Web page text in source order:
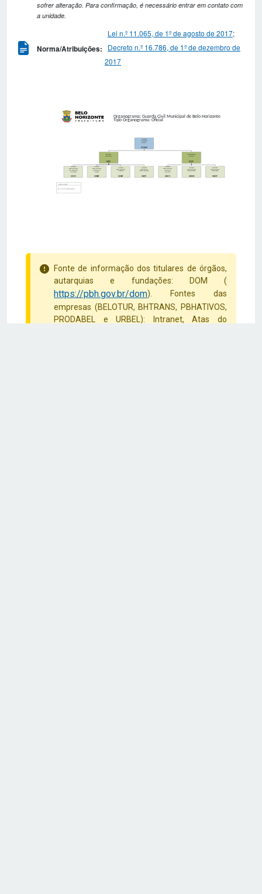
sofrer alteração. Para confirmação, é necessário entrar em contato com
a unidade.
Norma/Atribuições:
Lei n.º 11.065, de 1º de agosto de 2017;
Decreto n.º 16.786, de 1º de dezembro de
2017
Gerência de
Departamento de
Controle e Relações
Institucionais
GDCRI
Gerência de
Departamento de
Ensino e Eventos
Especiais
GDENP
Gerência de
Departamento de
Inteligência
GDINT
Gerência de
Departamento
Técnico-Operacional
GEDTO
Diretoria de
Subcomando
DSUB
Gerência de
Departamento de
Coordenação
Operacional
GEDCO
Gerência de
Departamento de
Missões Especiais
GEDME
Gerência de
Departamento de
Ordem Pública
GEDOP
Diretoria Geral de
Operações
DGOP
Guarda Civil
Municipal de Belo
Horizonte
GCMBH
Organograma: Guarda Civil Municipal de Belo Horizonte
Tipo Organograma: Oficial
INSTRUMENTO LEGAL
Lei n.º 11.065, de 1º de agosto de 2017.
Fonte de informação dos titulares de órgãos,
autarquias e fundações: DOM (
https://pbh.gov.br/dom). Fontes das
empresas (BELOTUR, BHTRANS, PBHATIVOS,
PRODABEL e URBEL): Intranet, Atas do